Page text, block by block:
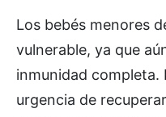
Los bebés menores
vulnerable, ya que
inmunidad completa.
urgencia de